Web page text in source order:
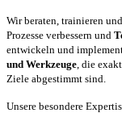
Wir beraten, trainieren
Prozesse verbessern und
entwickeln und
und Werkzeuge , die
Ziele abgestimmt sind.
Unsere besondere